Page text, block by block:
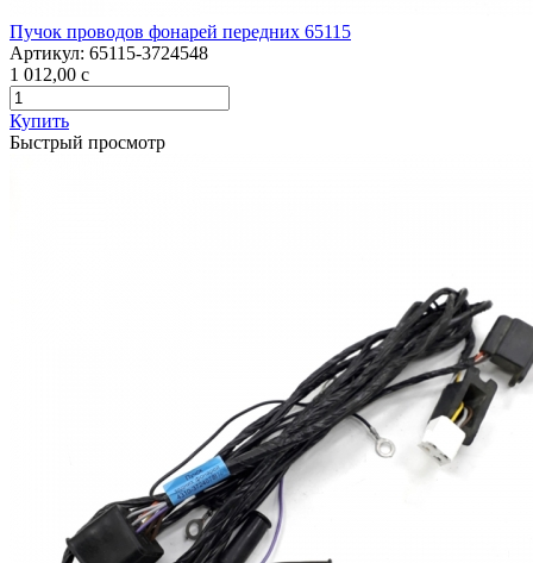
Пучок проводов фонарей передних 65115
Артикул: 65115-3724548
1 012,00 c
Купить
Быстрый просмотр